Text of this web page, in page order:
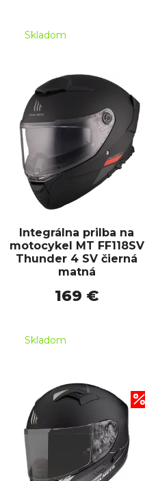
Skladom
Integrálna prilba na
motocykel MT FF118SV
Thunder 4 SV čierná
matná
169 €
Skladom